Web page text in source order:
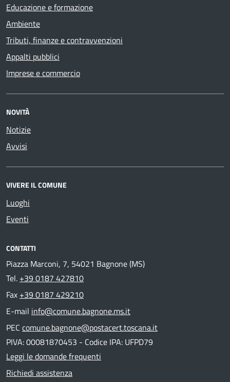
Educazione e formazione
Ambiente
Tributi, finanze e contravvenzioni
Appalti pubblici
Imprese e commercio
NOVITÀ
Notizie
Avvisi
VIVERE IL COMUNE
Luoghi
Eventi
CONTATTI
Piazza Marconi, 7, 54021 Bagnone (MS)
Tel. +39 0187 427810
Fax +39 0187 429210
E-mail info@comune.bagnone.ms.it
PEC comune.bagnone@postacert.toscana.it
PIVA: 00081870453 - Codice IPA: UFPD79
Leggi le domande frequenti
Richiedi assistenza